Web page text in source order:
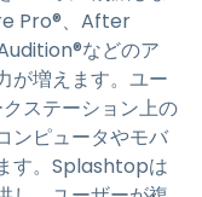
Pro®、After
などのア
が増えます。ユー
ステーション上の
ンピュータやモバ
す。Splashtopは